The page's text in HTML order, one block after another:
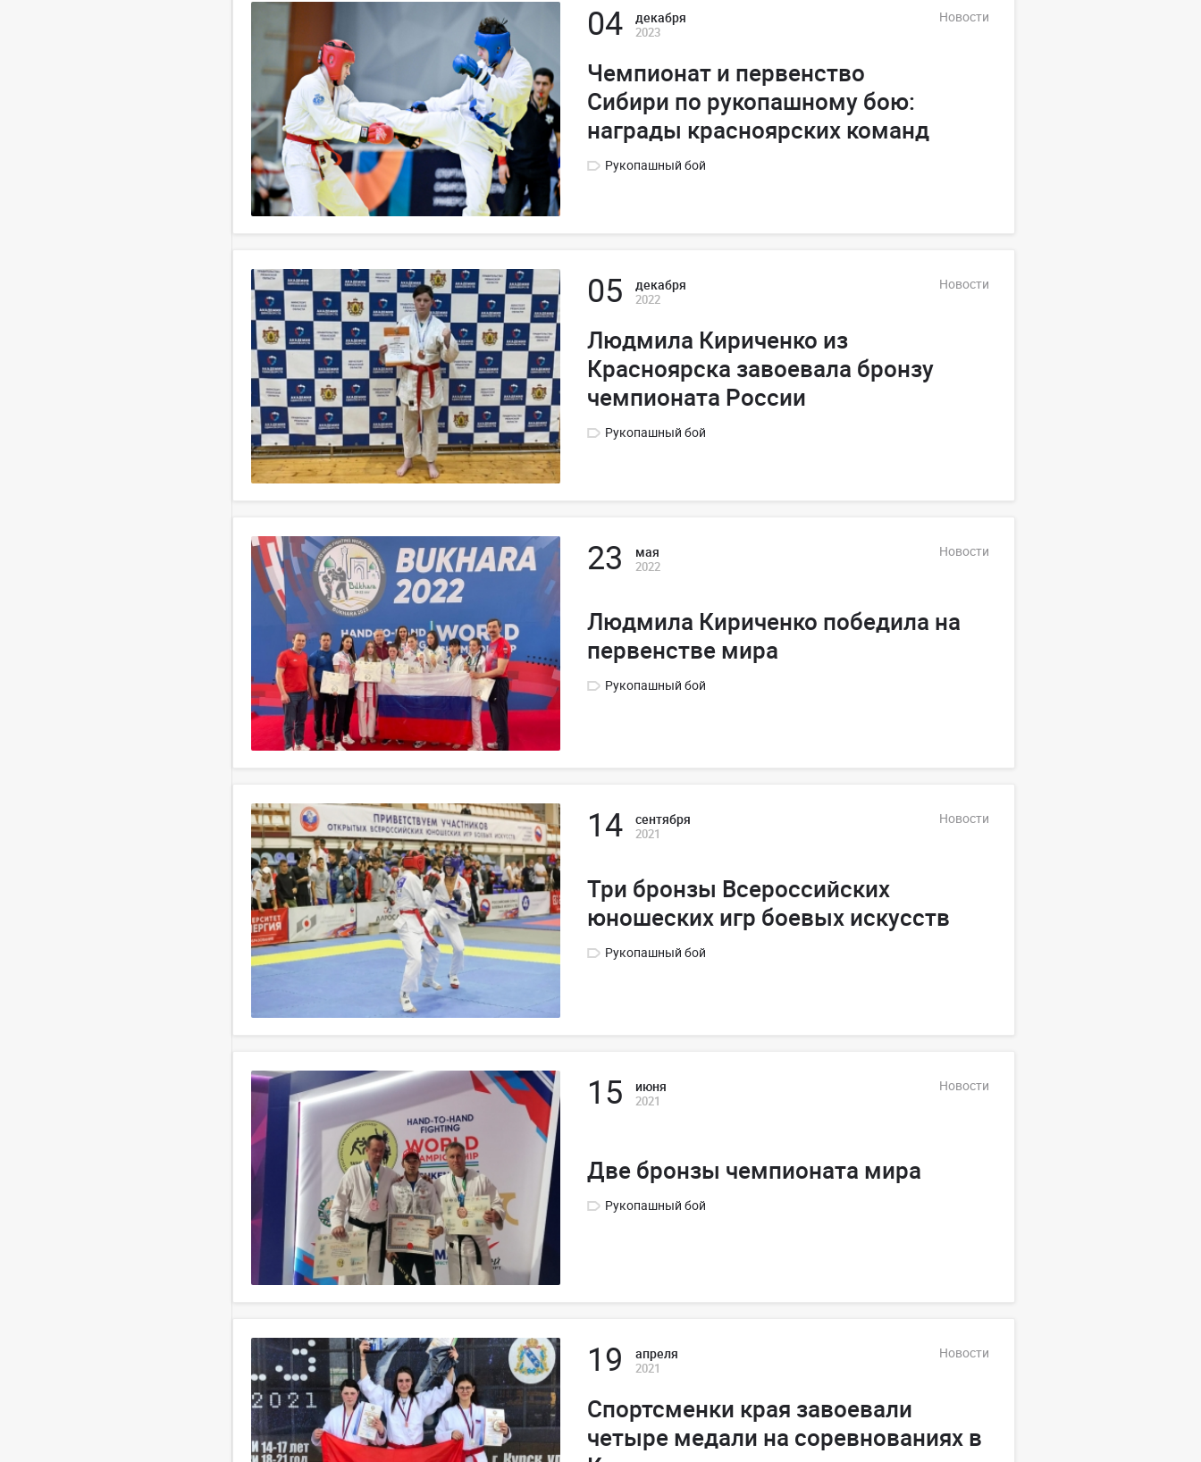
04 декабря
2023
Новости
Чемпионат и первенство
Сибири по рукопашному бою:
награды красноярских команд
Рукопашный бой
05 декабря
2022
Новости
Людмила Кириченко из
Красноярска завоевала бронзу
чемпионата России
Рукопашный бой
23 мая
2022
Новости
Людмила Кириченко победила на
первенстве мира
Рукопашный бой
14 сентября
2021
Новости
Три бронзы Всероссийских
юношеских игр боевых искусств
Рукопашный бой
15 июня
2021
Новости
Две бронзы чемпионата мира
Рукопашный бой
19 апреля
2021
Новости
Спортсменки края завоевали
четыре медали на соревнованиях в